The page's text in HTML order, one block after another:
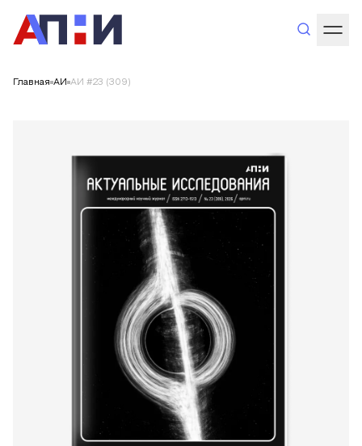
Главная АИ АИ #23 (309)